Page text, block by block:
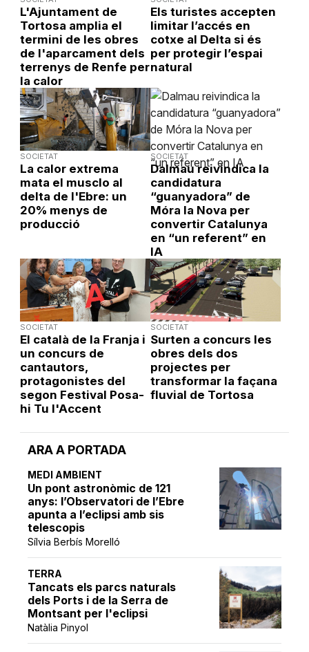
ARA A PORTADA
MEDI AMBIENT
Un pont astronòmic de 121
anys: l’Observatori de l’Ebre
apunta a l’eclipsi amb sis
telescopis
Sílvia Berbís Morelló
TERRA
Tancats els parcs naturals
dels Ports i de la Serra de
Montsant per l'eclipsi
Natàlia Pinyol
L'Ajuntament de
Tortosa amplia el
termini de les obres
de l'aparcament dels
terrenys de Renfe per
la calor
Els turistes accepten
limitar l’accés en
cotxe al Delta si és
per protegir l’espai
natural
SOCIETAT
La calor extrema
mata el musclo al
delta de l'Ebre: un
20% menys de
producció
SOCIETAT
Dalmau reivindica la
candidatura
“guanyadora” de
Móra la Nova per
convertir Catalunya
en “un referent” en
IA
SOCIETAT
El català de la Franja i
un concurs de
cantautors,
protagonistes del
segon Festival Posa-
hi Tu l'Accent
SOCIETAT
Surten a concurs les
obres dels dos
projectes per
transformar la façana
fluvial de Tortosa